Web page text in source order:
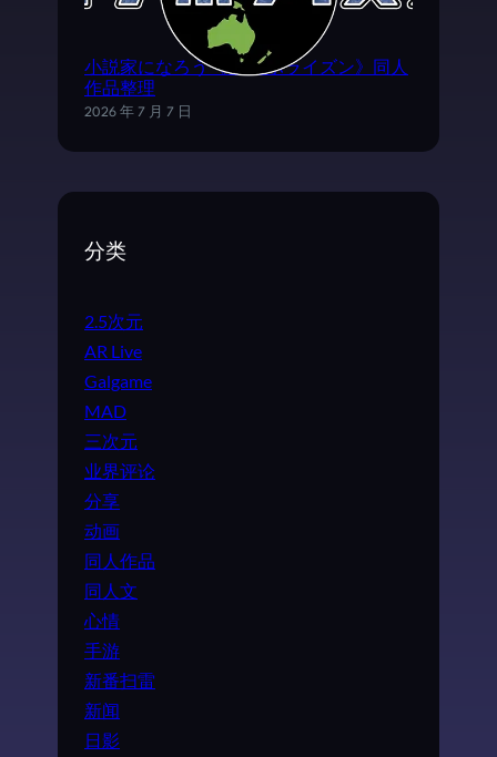
小説家になろう《ログ·ホライズン》同人
作品整理
2026 年 7 月 7 日
分类
2.5次元
AR Live
Galgame
MAD
三次元
业界评论
分享
动画
同人作品
同人文
心情
手游
新番扫雷
新闻
日影